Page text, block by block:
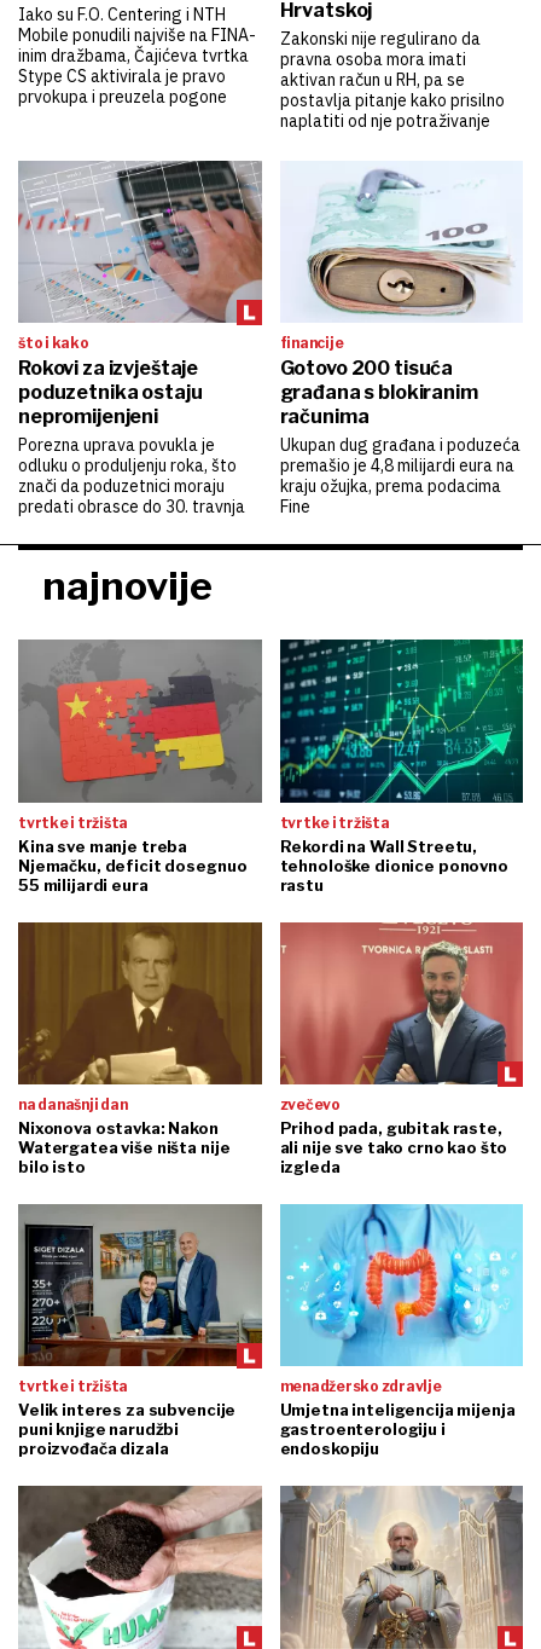
Iako su F.O. Centering i NTH
Mobile ponudili najviše na FINA-
inim dražbama, Čajićeva tvrtka
Stype CS aktivirala je pravo
prvokupa i preuzela pogone
Hrvatskoj
Zakonski nije regulirano da
pravna osoba mora imati
aktivan račun u RH, pa se
postavlja pitanje kako prisilno
naplatiti od nje potraživanje
što i kako
Rokovi za izvještaje
poduzetnika ostaju
nepromijenjeni
Porezna uprava povukla je
odluku o produljenju roka, što
znači da poduzetnici moraju
predati obrasce do 30. travnja
financije
Gotovo 200 tisuća
građana s blokiranim
računima
Ukupan dug građana i poduzeća
premašio je 4,8 milijardi eura na
kraju ožujka, prema podacima
Fine
najnovije
tvrtke i tržišta
Kina sve manje treba
Njemačku, deficit dosegnuo
55 milijardi eura
tvrtke i tržišta
Rekordi na Wall Streetu,
tehnološke dionice ponovno
rastu
na današnji dan
Nixonova ostavka: Nakon
Watergatea više ništa nije
bilo isto
zvečevo
Prihod pada, gubitak raste,
ali nije sve tako crno kao što
izgleda
tvrtke i tržišta
Velik interes za subvencije
puni knjige narudžbi
proizvođača dizala
menadžersko zdravlje
Umjetna inteligencija mijenja
gastroenterologiju i
endoskopiju